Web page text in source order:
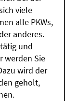
viele
alle PKWs,
anderes.
und
werden Sie
wird der
geholt,